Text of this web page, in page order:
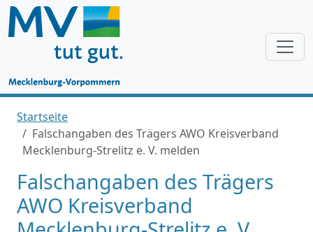
Startseite
Falschangaben des Trägers AWO Kreisverband
Mecklenburg-Strelitz e. V. melden
Falschangaben des Trägers
AWO Kreisverband